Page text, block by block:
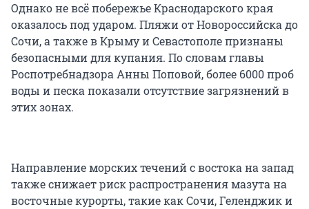
Однако не всё побережье Краснодарского края
оказалось под ударом. Пляжи от Новороссийска до
Сочи, а также в Крыму и Севастополе признаны
безопасными для купания. По словам главы
Роспотребнадзора Анны Поповой, более 6000 проб
воды и песка показали отсутствие загрязнений в
этих зонах.
Направление морских течений с востока на запад
также снижает риск распространения мазута на
восточные курорты, такие как Сочи, Геленджик и